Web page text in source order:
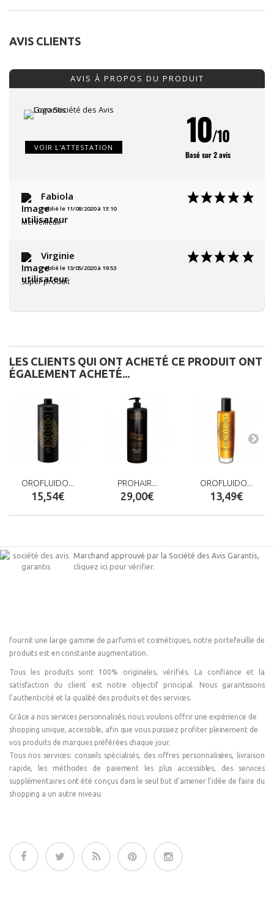
AVIS CLIENTS
AVIS À PROPOS DU PRODUIT
VOIR L'ATTESTATION 10/10
Basé sur 2 avis
Fabiola
Publié le 11/08/2020 à 13:10
Merveilleux
Virginie
Publié le 13/05/2020 à 19:53
Super produit
LES CLIENTS QUI ONT ACHETÉ CE PRODUIT ONT
ÉGALEMENT ACHETÉ...
OROFLUIDO...
15,54€
PROHAIR...
29,00€
OROFLUIDO...
13,49€
Marchand approuvé par la Société des Avis Garantis,
cliquez ici pour vérifier.
fournit une large gamme de parfums et cosmétiques, notre portefeuille de
produits est en constante augmentation.
Tous les produits sont 100% originales, vérifiés. La confiance et la
satisfaction du client est notre objectif principal. Nous garantissons
l'authenticité et la qualité des produits et des services.
Grâce a nos services personnalisés, nous voulons offrir une expérience de
shopping unique, accessible, afin que vous puissiez profiter pleinement de
vos produits de marques préférées chaque jour.
Tous nos services: conseils spécialisés, des offres personnalisées, livraison
rapide, les méthodes de paiement les plus accessibles, des services
supplémentaires ont été conçus dans le seul but d'amener l'idée de faire du
shopping a un autre niveau.